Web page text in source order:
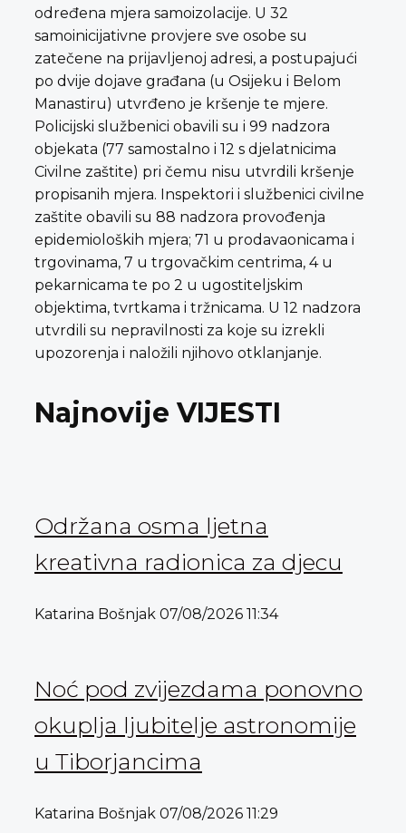
određena mjera samoizolacije. U 32
samoinicijativne provjere sve osobe su
zatečene na prijavljenoj adresi, a postupajući
po dvije dojave građana (u Osijeku i Belom
Manastiru) utvrđeno je kršenje te mjere.
Policijski službenici obavili su i 99 nadzora
objekata (77 samostalno i 12 s djelatnicima
Civilne zaštite) pri čemu nisu utvrdili kršenje
propisanih mjera. Inspektori i službenici civilne
zaštite obavili su 88 nadzora provođenja
epidemioloških mjera; 71 u prodavaonicama i
trgovinama, 7 u trgovačkim centrima, 4 u
pekarnicama te po 2 u ugostiteljskim
objektima, tvrtkama i tržnicama. U 12 nadzora
utvrdili su nepravilnosti za koje su izrekli
upozorenja i naložili njihovo otklanjanje.
Najnovije VIJESTI
Održana osma ljetna
kreativna radionica za djecu
Katarina Bošnjak 07/08/2026 11:34
Noć pod zvijezdama ponovno
okuplja ljubitelje astronomije
u Tiborjancima
Katarina Bošnjak 07/08/2026 11:29